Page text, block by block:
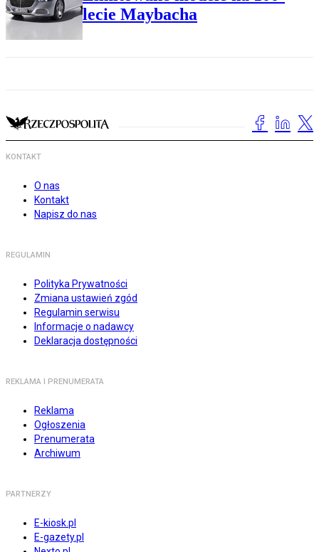
lecie Maybacha
KONTAKT
O nas
Kontakt
Napisz do nas
REGULAMIN
Polityka Prywatności
Zmiana ustawień zgód
Regulamin serwisu
Informacje o nadawcy
Deklaracja dostępności
REKLAMA I PRENUMERATA
Reklama
Ogłoszenia
Prenumerata
Archiwum
PARTNERZY
E-kiosk.pl
E-gazety.pl